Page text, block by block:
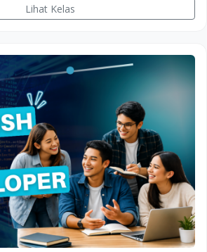
Lihat Kelas